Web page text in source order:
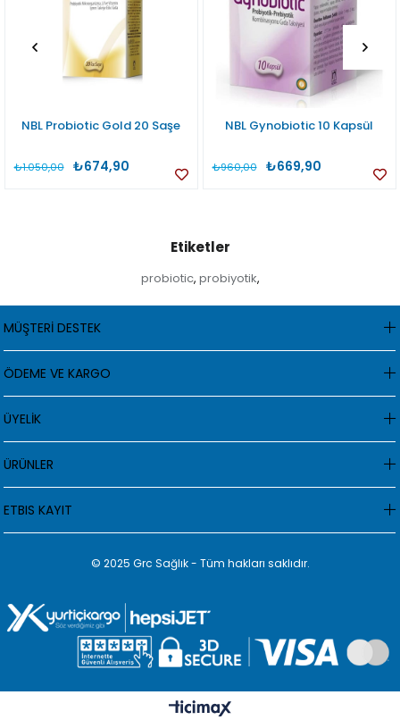
NBL Probiotic Gold 20 Saşe
₺674,90
₺1.050,00
NBL Gynobiotic 10 Kapsül
₺669,90
₺960,00
Etiketler
probiotic, probiyotik,
MÜŞTERİ DESTEK
ÖDEME VE KARGO
ÜYELİK
ÜRÜNLER
ETBIS KAYIT
© 2025 Grc Sağlık - Tüm hakları saklıdır.